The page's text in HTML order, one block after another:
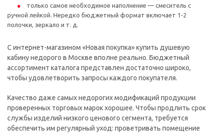
только самое необходимое наполнение — смеситель с
ручной лейкой. Нередко бюджетный формат включает 1-2
полочки, зеркало и т. д.
С интернет-магазином «Новая покупка» купить душевую
кабину недорого в Москве вполне реально. Бюджетный
ассортимент каталога представлен достаточно широко,
чтобы удовлетворить запросы каждого покупателя.
Качество даже самых недорогих модификаций продукции
проверенных торговых марок хорошее. Чтобы продлить срок
службы изделий низкого ценового сегмента, требуется
обеспечить им регулярный уход: проветривать помещение